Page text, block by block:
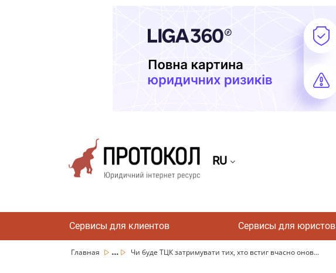
RU
Сервисы для клиентов Сервисы для юристов
Главная ... Чи буде ТЦК затримувати тих, хто встиг вчасно онов...